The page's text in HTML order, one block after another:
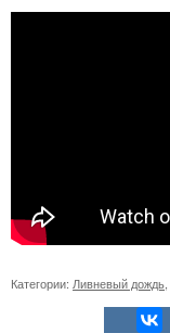
Категории: Ливневый дождь